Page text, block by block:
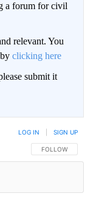
a forum for civil
relevant. You
clicking here
submit it
FOLLOW THIS
FOLLOW
LOG IN SIGN UP